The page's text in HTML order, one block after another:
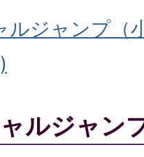
ルジャンプ（
ルジャン